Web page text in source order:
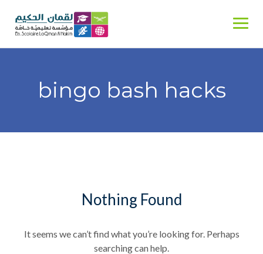
content
bingo bash hacks
Nothing Found
It seems we can’t find what you’re looking for. Perhaps
searching can help.